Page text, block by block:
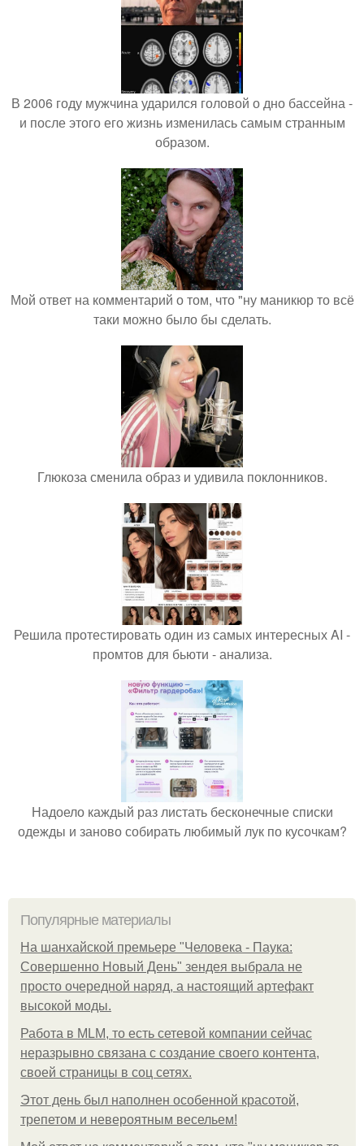
В 2006 году мужчина ударился головой о дно бассейна -
и после этого его жизнь изменилась самым странным
образом.
Мой ответ на комментарий о том, что "ну маникюр то всё
таки можно было бы сделать.
Глюкоза сменила образ и удивила поклонников.
Решила протестировать один из самых интересных AI -
промтов для бьюти - анализа.
Надоело каждый раз листать бесконечные списки
одежды и заново собирать любимый лук по кусочкам?
Популярные материалы
На шанхайской премьере "Человека - Паука:
Совершенно Новый День" зендея выбрала не
просто очередной наряд, а настоящий артефакт
высокой моды.
Работа в MLM, то есть сетевой компании сейчас
неразрывно связана с создание своего контента,
своей страницы в соц сетях.
Этот день был наполнен особенной красотой,
трепетом и невероятным весельем!